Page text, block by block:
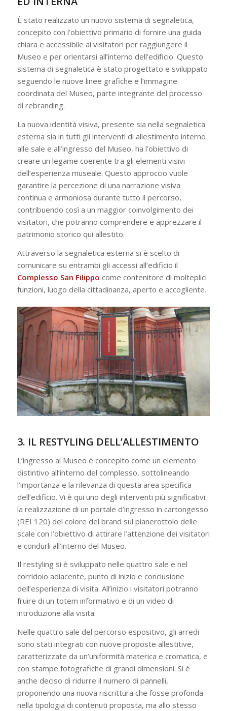
È stato realizzato un nuovo sistema di segnaletica,
concepito con l’obiettivo primario di fornire una guida
chiara e accessibile ai visitatori per raggiungere il
Museo e per orientarsi all’interno dell’edificio. Questo
sistema di segnaletica è stato progettato e sviluppato
seguendo le nuove linee grafiche e l’immagine
coordinata del Museo, parte integrante del processo
di rebranding.
La nuova identità visiva, presente sia nella segnaletica
esterna sia in tutti gli interventi di allestimento interno
alle sale e all’ingresso del Museo, ha l’obiettivo di
creare un legame coerente tra gli elementi visivi
dell’esperienza museale. Questo approccio vuole
garantire la percezione di una narrazione visiva
continua e armoniosa durante tutto il percorso,
contribuendo così a un maggior coinvolgimento dei
visitatori, che potranno comprendere e apprezzare il
patrimonio storico qui allestito.
Attraverso la segnaletica esterna si è scelto di
comunicare su entrambi gli accessi all’edificio il
Complesso San Filippo come contenitore di molteplici
funzioni, luogo della cittadinanza, aperto e accogliente.
3. IL RESTYLING DELL’ALLESTIMENTO
L’ingresso al Museo è concepito come un elemento
distintivo all’interno del complesso, sottolineando
l’importanza e la rilevanza di questa area specifica
dell’edificio. Vi è qui uno degli interventi più significativi:
la realizzazione di un portale d’ingresso in cartongesso
(REI 120) del colore del brand sul pianerottolo delle
scale con l’obiettivo di attirare l’attenzione dei visitatori
e condurli all’interno del Museo.
Il restyling si è sviluppato nelle quattro sale e nel
corridoio adiacente, punto di inizio e conclusione
dell’esperienza di visita. All’inizio i visitatori potranno
fruire di un totem informativo e di un video di
introduzione alla visita.
Nelle quattro sale del percorso espositivo, gli arredi
sono stati integrati con nuove proposte allestitive,
caratterizzate da un’uniformità materica e cromatica, e
con stampe fotografiche di grandi dimensioni. Si è
anche deciso di ridurre il numero di pannelli,
proponendo una nuova riscrittura che fosse profonda
nella tipologia di contenuti proposta, ma allo stesso